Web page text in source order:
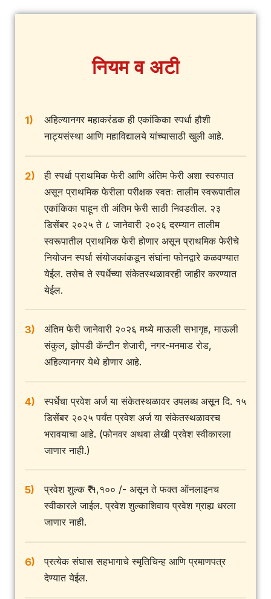
नियम व अटी
1)
अहिल्यानगर महाकरंडक ही एकांकिका स्पर्धा हौशी
नाट्यसंस्था आणि महाविद्यालये यांच्यासाठी खुली आहे.
2)
ही स्पर्धा प्राथमिक फेरी आणि अंतिम फेरी अशा स्वरुपात
असून प्राथमिक फेरीला परीक्षक स्वतः तालीम स्वरूपातील
एकांकिका पाहून ती अंतिम फेरी साठी निवडतील. २३
डिसेंबर २०२५ ते ८ जानेवारी २०२६ दरम्यान तालीम
स्वरूपातील प्राथमिक फेरी होणार असून प्राथमिक फेरीचे
नियोजन स्पर्धा संयोजकांकडून संघांना फोनद्वारे कळवण्यात
येईल. तसेच ते स्पर्धेच्या संकेतस्थळावरही जाहीर करण्यात
येईल.
3)
अंतिम फेरी जानेवारी २०२६ मध्ये माऊली सभागृह, माऊली
संकुल, झोपडी कॅन्टीन शेजारी, नगर-मनमाड रोड,
अहिल्यानगर येथे होणार आहे.
4)
स्पर्धेचा प्रवेश अर्ज या संकेतस्थळावर उपलब्ध असून दि. १५
डिसेंबर २०२५ पर्यंत प्रवेश अर्ज या संकेतस्थळावरच
भरावयाचा आहे. (फोनवर अथवा लेखी प्रवेश स्वीकारला
जाणार नाही.)
5)
प्रवेश शुल्क ₹ १,१०० /- असून ते फक्त ऑनलाइनच
स्वीकारले जाईल. प्रवेश शुल्काशिवाय प्रवेश ग्राह्य धरला
जाणार नाही.
6)
प्रत्येक संघास सहभागाचे स्मृतिचिन्ह आणि प्रमाणपत्र
देण्यात येईल.